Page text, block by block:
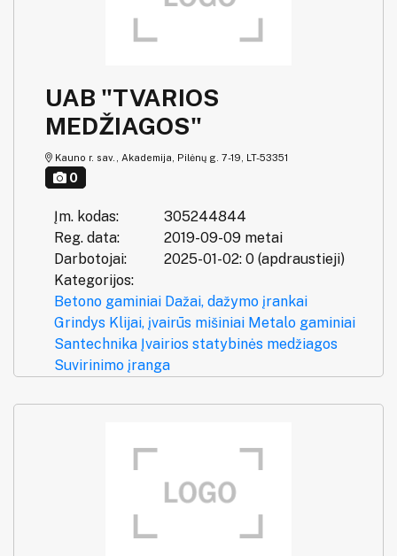
UAB "TVARIOS
MEDŽIAGOS"
Kauno r. sav., Akademija, Pilėnų g. 7-19, LT-53351
0
Įm. kodas:
305244844
Reg. data:
2019-09-09 metai
Darbotojai:
2025-01-02: 0 (apdraustieji)
Kategorijos:
Betono gaminiai Dažai, dažymo įrankai
Grindys Klijai, įvairūs mišiniai Metalo gaminiai
Santechnika Įvairios statybinės medžiagos
Suvirinimo įranga